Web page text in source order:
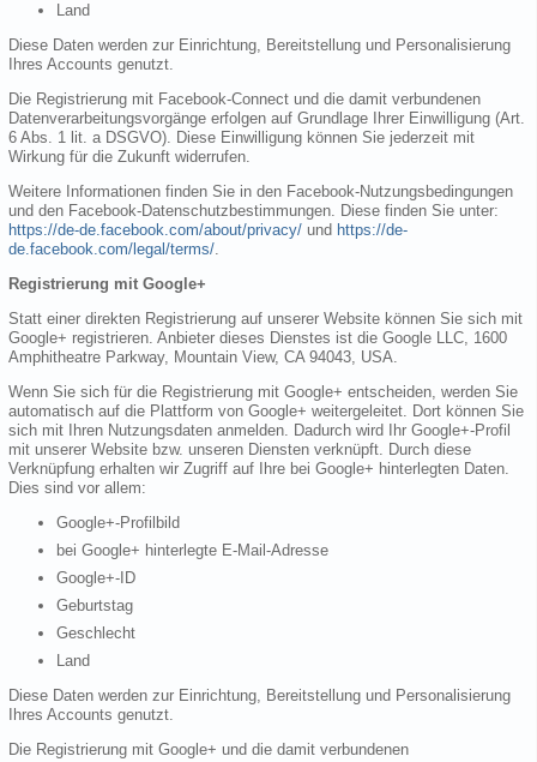
Land
Diese Daten werden zur Einrichtung, Bereitstellung und Personalisierung
Ihres Accounts genutzt.
Die Registrierung mit Facebook-Connect und die damit verbundenen
Datenverarbeitungsvorgänge erfolgen auf Grundlage Ihrer Einwilligung (Art.
6 Abs. 1 lit. a DSGVO). Diese Einwilligung können Sie jederzeit mit
Wirkung für die Zukunft widerrufen.
Weitere Informationen finden Sie in den Facebook-Nutzungsbedingungen
und den Facebook-Datenschutzbestimmungen. Diese finden Sie unter:
https://de-de.facebook.com/about/privacy/ und https://de-
de.facebook.com/legal/terms/.
Registrierung mit Google+
Statt einer direkten Registrierung auf unserer Website können Sie sich mit
Google+ registrieren. Anbieter dieses Dienstes ist die Google LLC, 1600
Amphitheatre Parkway, Mountain View, CA 94043, USA.
Wenn Sie sich für die Registrierung mit Google+ entscheiden, werden Sie
automatisch auf die Plattform von Google+ weitergeleitet. Dort können Sie
sich mit Ihren Nutzungsdaten anmelden. Dadurch wird Ihr Google+-Profil
mit unserer Website bzw. unseren Diensten verknüpft. Durch diese
Verknüpfung erhalten wir Zugriff auf Ihre bei Google+ hinterlegten Daten.
Dies sind vor allem:
Google+-Profilbild
bei Google+ hinterlegte E-Mail-Adresse
Google+-ID
Geburtstag
Geschlecht
Land
Diese Daten werden zur Einrichtung, Bereitstellung und Personalisierung
Ihres Accounts genutzt.
Die Registrierung mit Google+ und die damit verbundenen